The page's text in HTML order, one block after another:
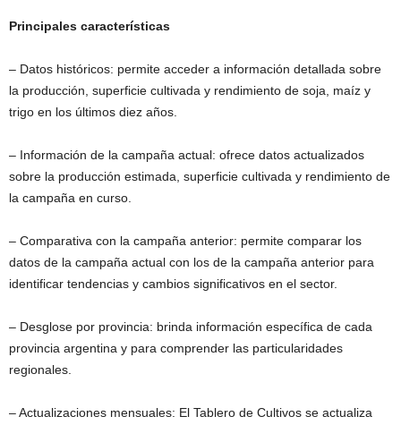
Principales características
– Datos históricos: permite acceder a información detallada sobre
la producción, superficie cultivada y rendimiento de soja, maíz y
trigo en los últimos diez años.
– Información de la campaña actual: ofrece datos actualizados
sobre la producción estimada, superficie cultivada y rendimiento de
la campaña en curso.
– Comparativa con la campaña anterior: permite comparar los
datos de la campaña actual con los de la campaña anterior para
identificar tendencias y cambios significativos en el sector.
– Desglose por provincia: brinda información específica de cada
provincia argentina y para comprender las particularidades
regionales.
– Actualizaciones mensuales: El Tablero de Cultivos se actualiza